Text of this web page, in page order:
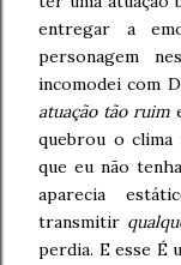
entregar a
personagem
incomodei com
atuação tão ruim
quebrou o
que eu não
aparecia
transmitir
perdia. E esse É